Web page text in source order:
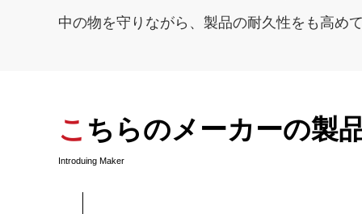
中の物を守りながら、製品の耐久性をも高め
こちらのメーカーの製
Introduing Maker